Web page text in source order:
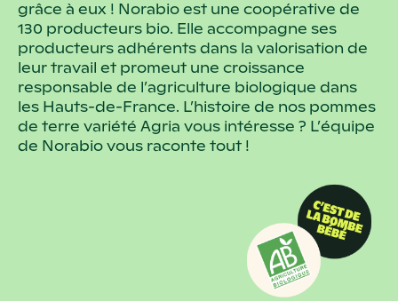
grâce à eux ! Norabio est une coopérative de
130 producteurs bio. Elle accompagne ses
producteurs adhérents dans la valorisation de
leur travail et promeut une croissance
responsable de l’agriculture biologique dans
les Hauts-de-France. L’histoire de nos pommes
de terre variété Agria vous intéresse ? L’équipe
de Norabio vous raconte tout !